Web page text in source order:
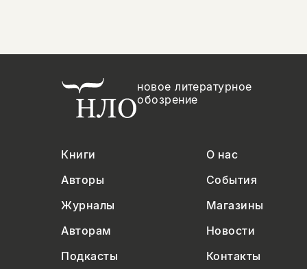
новое литературное
обозрение
Книги
О нас
Авторы
События
Журналы
Магазины
Авторам
Новости
Подкасты
Контакты